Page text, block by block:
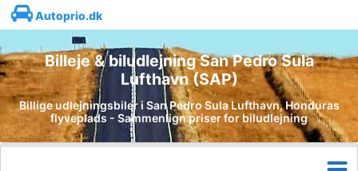
Autoprio.dk
Billeje & biludlejning San Pedro Sula
Lufthavn (SAP)
Billige udlejningsbiler i San Pedro Sula Lufthavn, Honduras
flyveplads - Sammenlign priser for biludlejning